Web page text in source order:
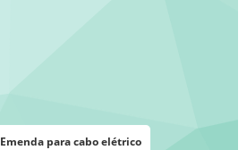
Emenda para cabo elétrico